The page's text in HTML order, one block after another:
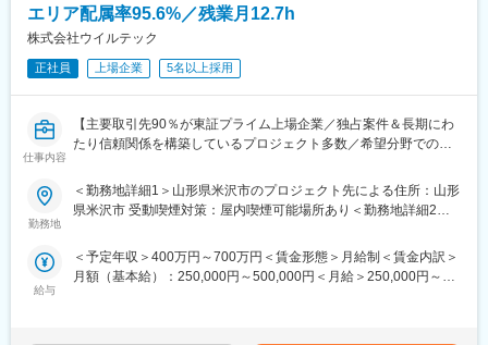
エリア配属率95.6%／残業月12.7h
株式会社ウイルテック
正社員 上場企業 5名以上採用
仕事内容
【主要取引先90％が東証プライム上場企業／独占案件＆長期にわ
たり信頼関係を構築しているプロジェクト多数／希望分野での配
122日・プライベート重視の働き方◎】
発プロジェクトで設計を中心にエンジニア業務をお任せします。
経験に併せて上流の要件定義から基本設計、詳細設計まで各フェ
勤務地
＜勤務地詳細1＞山形県米沢市のプロジェクト先による住所：山形
県米沢市 受動喫煙対策：屋内喫煙可能場所あり＜勤務地詳細2＞
煙対策：敷地内喫煙可能場所あり変更の範囲：会社の定める事業
所
給与
＜予定年収＞400万円～700万円＜賃金形態＞月給制＜賃金内訳＞
月額（基本給）：250,000円～500,000円＜月給＞250,000円～